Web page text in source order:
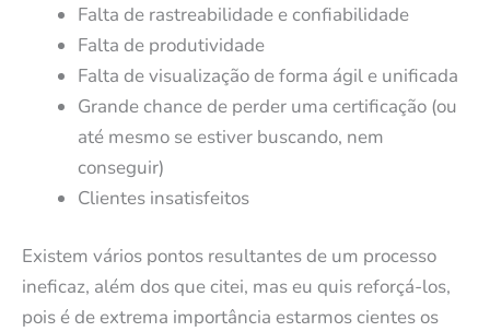
Falta de rastreabilidade e confiabilidade
Falta de produtividade
Falta de visualização de forma ágil e unificada
Grande chance de perder uma certificação (ou
até mesmo se estiver buscando, nem
conseguir)
Clientes insatisfeitos
Existem vários pontos resultantes de um processo
ineficaz, além dos que citei, mas eu quis reforçá-los,
pois é de extrema importância estarmos cientes os